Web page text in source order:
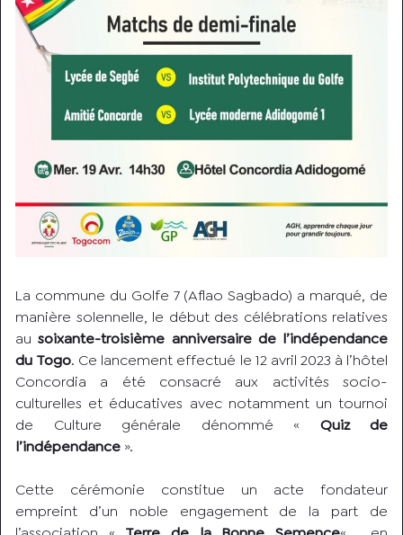
La commune du Golfe 7 (Aflao Sagbado) a marqué, de
manière solennelle, le début des célébrations relatives
ausoixante-troisième anniversaire de l’indépendance
du Togo. Ce lancement effectué le 12 avril 2023 à l’hôtel
Concordia a été consacré aux activités socio-
culturelles et éducatives avec notamment un tournoi
de Culture générale dénommé « Quiz de
l’indépendance ».
Cette cérémonie constitue un acte fondateur
empreint d’un noble engagement de la part de